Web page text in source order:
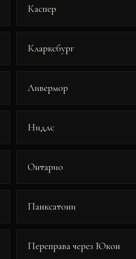
Каспер
Кларксбург
Ливермор
Нидлс
Онтарио
Панксатони
Переправа через Юкон